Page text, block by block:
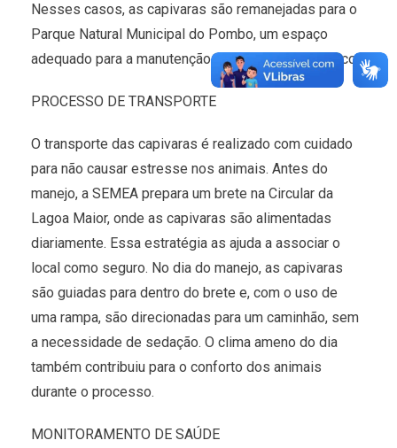
Nesses casos, as capivaras são remanejadas para o
Parque Natural Municipal do Pombo, um espaço
adequado para a manutenção do equilíbrio ecológico.
PROCESSO DE TRANSPORTE
O transporte das capivaras é realizado com cuidado
para não causar estresse nos animais. Antes do
manejo, a SEMEA prepara um brete na Circular da
Lagoa Maior, onde as capivaras são alimentadas
diariamente. Essa estratégia as ajuda a associar o
local como seguro. No dia do manejo, as capivaras
são guiadas para dentro do brete e, com o uso de
uma rampa, são direcionadas para um caminhão, sem
a necessidade de sedação. O clima ameno do dia
também contribuiu para o conforto dos animais
durante o processo.
MONITORAMENTO DE SAÚDE